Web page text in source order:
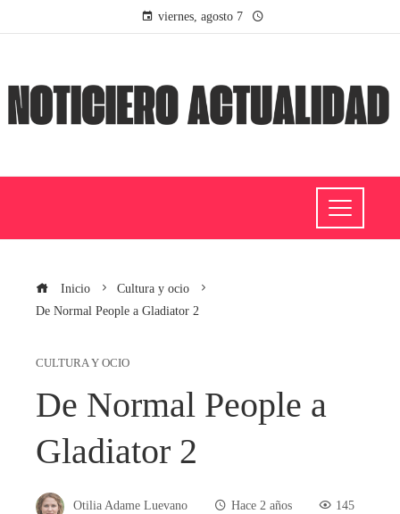
viernes, agosto 7
Inicio
Cultura y ocio
De Normal People a Gladiator 2
CULTURA Y OCIO
De Normal People a
Gladiator 2
Otilia Adame Luevano Hace 2 años 145